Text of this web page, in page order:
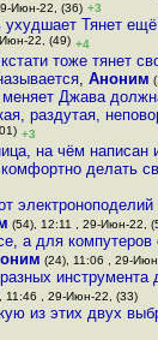
Июн-22, (36) +3
ухудшает Тянет
22, (49) +4
тоже тянет
,Аноним
Джава
раздутая,
+3
на чём написан
комфортно делать
(54), 12:11 , 29-Июн-22,
а для
(24), 11:06 , 29-
инструмента
11:46 , 29-Июн-22, (33)
из этих двух